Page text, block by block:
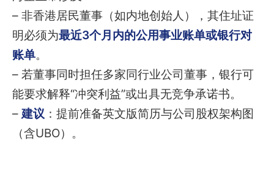
– 非香港居民董事（如内地创始人），其住址证
明必须为最近3个月内的公用事业账单或银行对
账单。
– 若董事同时担任多家同行业公司董事，银行可
能要求解释“冲突利益”或出具无竞争承诺书。
– 建议 ：提前准备英文版简历与公司股权架构图
（含UBO）。